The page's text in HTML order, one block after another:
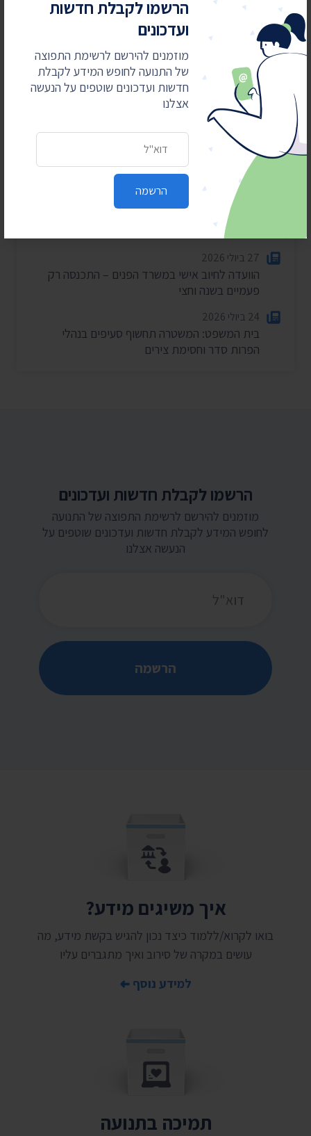
הרשמו לקבלת חדשות
ועדכונים
מוזמנים להירשם לרשימת התפוצה
של התנועה לחופש המידע לקבלת
חדשות ועדכונים שוטפים על הנעשה
אצלנו
הרשמה
חדשות אחרונות
4 באוגוסט 2026
חשפנו: דוחות הביקורת על לימודי ליבה במוסדות
חרדיים
2 באוגוסט 2026
עתרנו וחשפנו: יומן הפגישות של השרה עידית סילמן
הוצאות מעונות ראש הממשלה ל-2025-2026
27 ביולי 2026
הוועדה לחיוב אישי במשרד הפנים – התכנסה רק
פעמיים בשנה וחצי
24 ביולי 2026
בית המשפט: המשטרה תחשוף סעיפים בנהלי
הפרות סדר וחסימת צירים
הרשמו לקבלת חדשות ועדכונים
מוזמנים להירשם לרשימת התפוצה של התנועה
לחופש המידע לקבלת חדשות ועדכונים שוטפים על
הנעשה אצלנו
הרשמה
איך משיגים מידע?
בואו לקרוא/ללמוד כיצד נכון להגיש בקשת מידע, מה
עושים במקרה של סירוב ואיך מתגברים עליו
למידע נוסף
תמיכה בתנועה